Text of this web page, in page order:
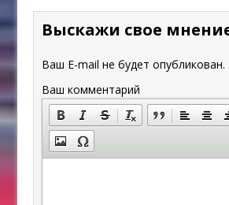
Выскажи свое
Ваш E-mail не будет опубликован.
Ваш комментарий